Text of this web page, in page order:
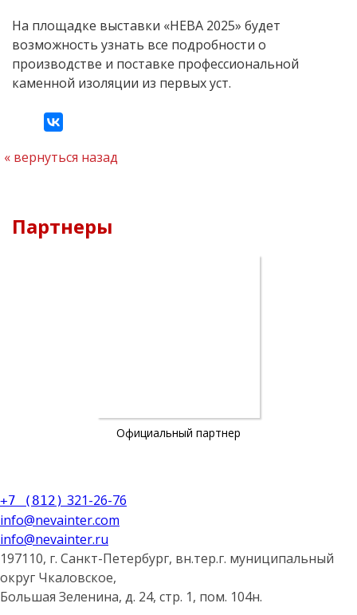
На площадке выставки «НЕВА 2025» будет
возможность узнать все подробности о
производстве и поставке профессиональной
каменной изоляции из первых уст.
вернуться назад
Партнеры
Официальный партнер
+7 (812) 321-26-76
info@nevainter.com
info@nevainter.ru
197110, г. Санкт-Петербург, вн.тер.г. муниципальный
округ Чкаловское,
Большая Зеленина, д. 24, стр. 1, пом. 104н.